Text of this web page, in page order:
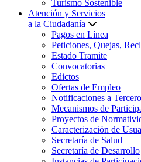
Turismo Sostenible
Atención y Servicios
a la Ciudadanía
Pagos en Línea
Peticiones, Quejas,
Estado Tramite
Convocatorias
Edictos
Ofertas de Empleo
Notificaciones a
Mecanismos de
Proyectos de
Caracterización de
Secretaría de Salud
Secretaría de Desarrollo